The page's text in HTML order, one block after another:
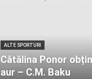
ALTE SPORTURI
Cătălina Ponor
aur – C.M. Baku